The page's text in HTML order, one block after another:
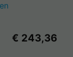
€ 243,36